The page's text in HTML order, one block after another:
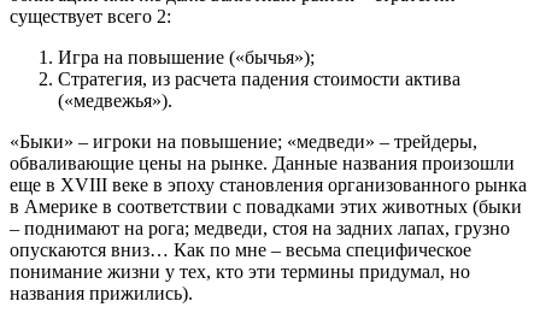
существует всего 2:
Игра на повышение («бычья»);
Стратегия, из расчета падения стоимости актива
(«медвежья»).
«Быки» – игроки на повышение; «медведи» – трейдеры,
обваливающие цены на рынке. Данные названия произошли
еще в XVIII веке в эпоху становления организованного рынка
в Америке в соответствии с повадками этих животных (быки
– поднимают на рога; медведи, стоя на задних лапах, грузно
опускаются вниз… Как по мне – весьма специфическое
понимание жизни у тех, кто эти термины придумал, но
названия прижились).